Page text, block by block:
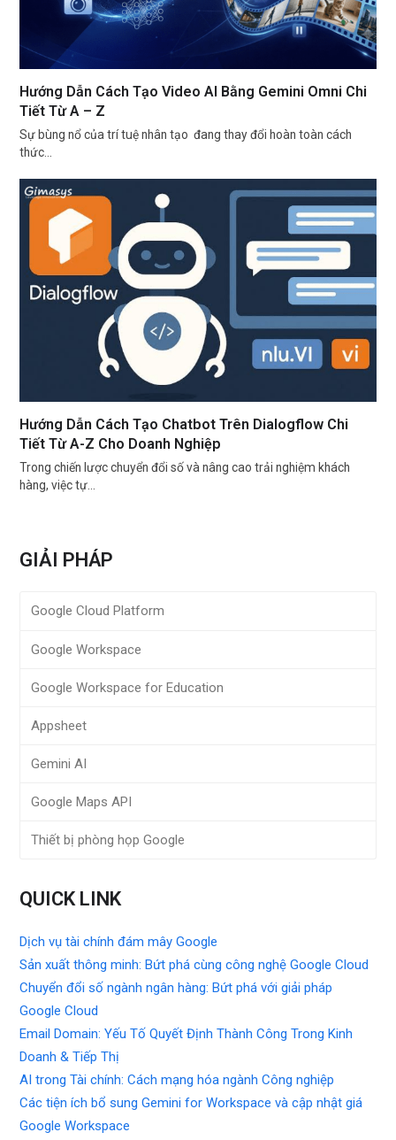
Hướng Dẫn Cách Tạo Video AI Bằng Gemini Omni Chi
Tiết Từ A – Z
Sự bùng nổ của trí tuệ nhân tạo đang thay đổi hoàn toàn cách
thức…
Hướng Dẫn Cách Tạo Chatbot Trên Dialogflow Chi
Tiết Từ A-Z Cho Doanh Nghiệp
Trong chiến lược chuyển đổi số và nâng cao trải nghiệm khách
hàng, việc tự…
GIẢI PHÁP
Google Cloud Platform
Google Workspace
Google Workspace for Education
Appsheet
Gemini AI
Google Maps API
Thiết bị phòng họp Google
QUICK LINK
Dịch vụ tài chính đám mây Google
Sản xuất thông minh: Bứt phá cùng công nghệ Google Cloud
Chuyển đổi số ngành ngân hàng: Bứt phá với giải pháp
Google Cloud
Email Domain: Yếu Tố Quyết Định Thành Công Trong Kinh
Doanh & Tiếp Thị
AI trong Tài chính: Cách mạng hóa ngành Công nghiệp
Các tiện ích bổ sung Gemini for Workspace và cập nhật giá
Google Workspace